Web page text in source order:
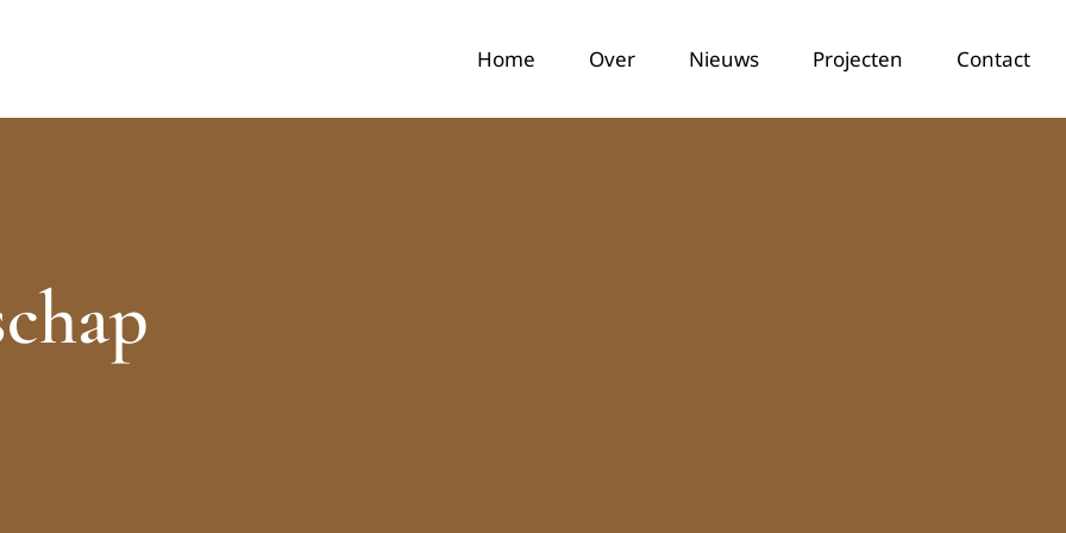
Home Over Nieuws Projecten Contact